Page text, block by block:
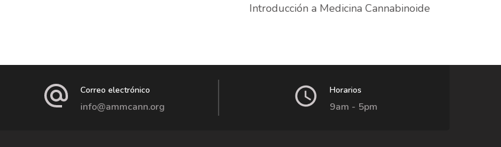
Introducción a Medicina Cannabinoide
Correo electrónico
info@ammcann.org
Horarios
9am - 5pm